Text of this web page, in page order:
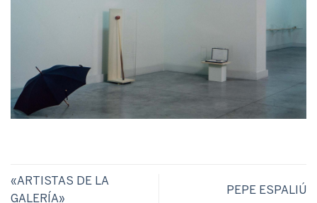
«ARTISTAS DE LA
GALERÍA»
PEPE ESPALIÚ